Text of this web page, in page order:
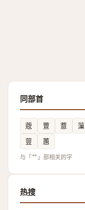
同部首
蔲 䕊 薏 薻
䔇
蕙
与「艹」部相关的字
热搜